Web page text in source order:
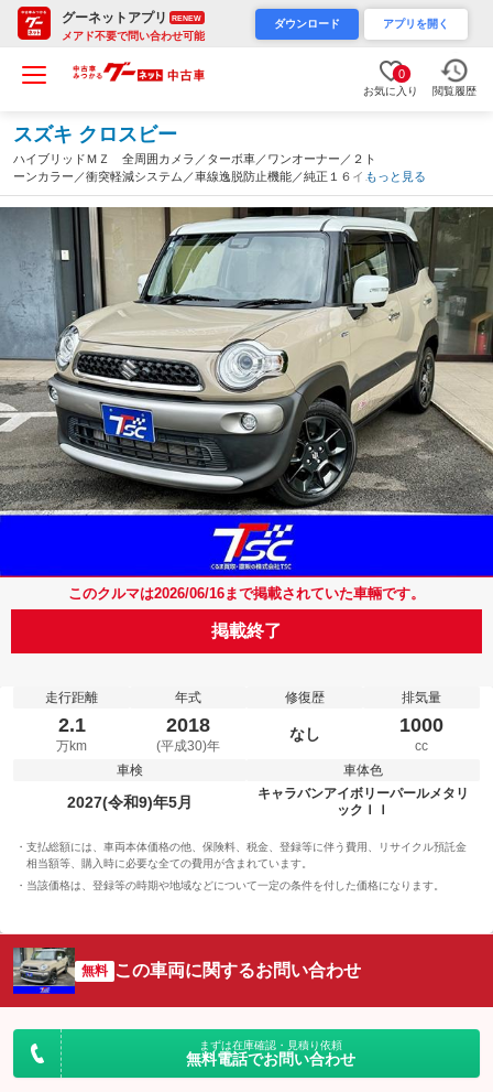
グーネットアプリ RENEW
メアド不要で問い合わせ可能
ダウンロード アプリを開く
0
お気に入り 閲覧履歴
スズキ クロスビー
ハイブリッドＭＺ 全周囲カメラ／ターボ車／ワンオーナー／２ト
ーンカラー／衝突軽減システム／車線逸脱防止機能／純正１６イン
チＡＷ／純正ＳＤナビ／前席シートヒーター／ＬＥＤヘッドライト
／ＣＤ／ＤＶＤ再生／パドルシフト（千葉県）
もっと見る
このクルマは2026/06/16まで掲載されていた車輛です。
掲載終了
走行距離
2.1
万km
年式
2018
(平成30)年
修復歴
なし
排気量
1000
cc
車検
2027(令和9)年5月
車体色
キャラバンアイボリーパールメタリ
ックＩＩ
支払総額には、車両本体価格の他、保険料、税金、登録等に伴う費用、リサイクル預託金
相当額等、購入時に必要な全ての費用が含まれています。
当該価格は、登録等の時期や地域などについて一定の条件を付した価格になります。
無料 この車両に関するお問い合わせ
まずは在庫確認・見積り依頼
無料電話でお問い合わせ